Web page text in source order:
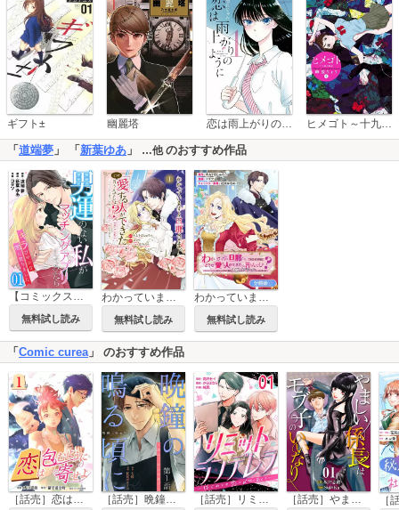
ギフト± 幽麗塔 恋は雨上がりのように ヒメゴト～十九歳の制服～
「 道端夢 」 「 新葉ゆあ 」 …他のおすすめ作品
無料試し読み
わかっていますよ旦那さま。どうせ「愛する人ができた」と言うんでしょ？～ドアマットヒロイン、頭をぶつけた拍子に前世が大阪のオバチャンだった事を思い出す～ THE COMIC
無料試し読み
わかっていますよ旦那さま。どうせ「愛する人ができた」と言うんでしょ？～ドアマットヒロイン、頭をぶつけた拍子に前世が大阪のオバチャンだった事を思い出す～ THE COMIC【分冊版】
無料試し読み
「 Comic curea 」 のおすすめ作品